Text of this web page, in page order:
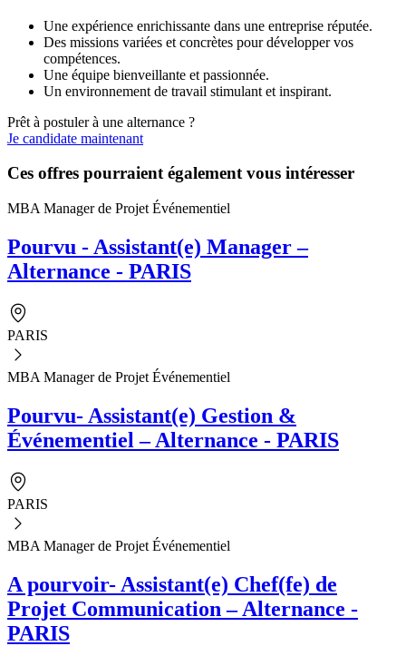
Une expérience enrichissante dans une entreprise réputée.
Des missions variées et concrètes pour développer vos
compétences.
Une équipe bienveillante et passionnée.
Un environnement de travail stimulant et inspirant.
Prêt à postuler à une alternance ?
Je candidate maintenant
Ces offres pourraient également vous intéresser
MBA Manager de Projet Événementiel
Pourvu - Assistant(e) Manager –
Alternance - PARIS
PARIS
MBA Manager de Projet Événementiel
Pourvu- Assistant(e) Gestion &
Événementiel – Alternance - PARIS
PARIS
MBA Manager de Projet Événementiel
A pourvoir- Assistant(e) Chef(fe) de
Projet Communication – Alternance -
PARIS